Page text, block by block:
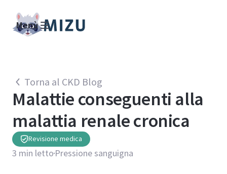
Menù
Torna al CKD Blog
Malattie conseguenti alla
malattia renale cronica
Revisione medica
3 min letto Pressione sanguigna